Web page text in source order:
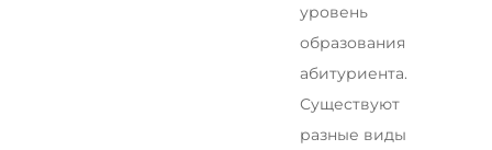
уровень
образования
абитуриента.
Существуют
разные виды